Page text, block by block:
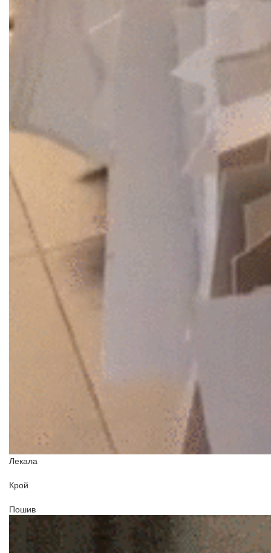
Лекала
Крой
Пошив